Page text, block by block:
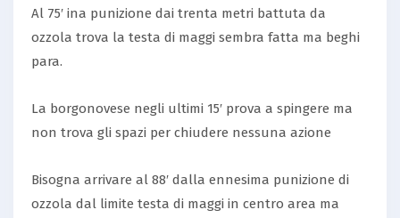
Al 75′ ina punizione dai trenta metri battuta da
ozzola trova la testa di maggi sembra fatta ma beghi
para.
La borgonovese negli ultimi 15′ prova a spingere ma
non trova gli spazi per chiudere nessuna azione
Bisogna arrivare al 88′ dalla ennesima punizione di
ozzola dal limite testa di maggi in centro area ma